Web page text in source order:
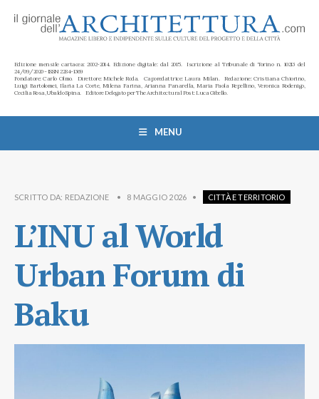
Edizione mensile cartacea: 2002-2014. Edizione digitale: dal 2015. Iscrizione al Tribunale di Torino n. 10213 del
24/09/2020 - ISSN 2284-1369
Fondatore: Carlo Olmo. Direttore: Michele Roda. Caporedattrice: Laura Milan. Redazione: Cristiana Chiorino,
Luigi Bartolomei, Ilaria La Corte, Milena Farina, Arianna Panarella, Maria Paola Repellino, Veronica Rodenigo,
Cecilia Rosa, Ubaldo Spina. Editore Delegato per The Architectural Post: Luca Gibello.
MENU
SCRITTO DA: REDAZIONE • 8 MAGGIO 2026 • CITTÀ E TERRITORIO
L’INU al World
Urban Forum di
Baku